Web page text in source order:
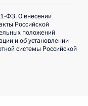
ФЗ. О внесении
Российской
положений
и об установлении
системы Российской